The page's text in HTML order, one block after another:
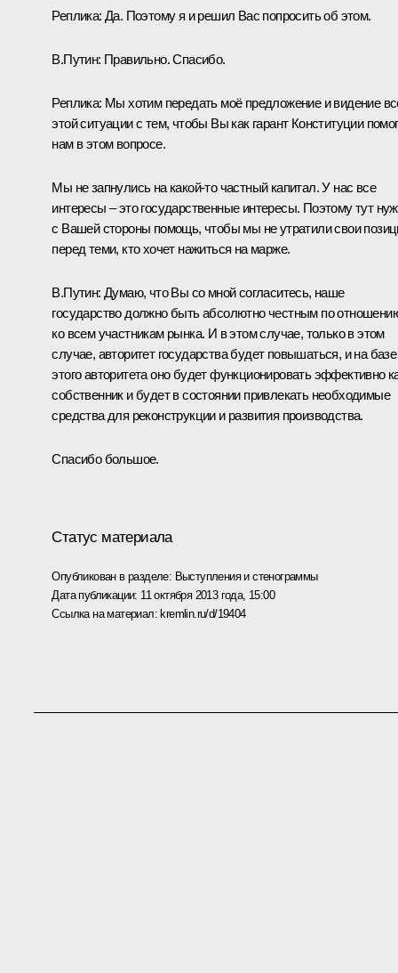
Реплика: Да. Поэтому я и решил Вас попросить об этом.
В.Путин: Правильно. Спасибо.
Реплика: Мы хотим передать моё предложение и видение
этой ситуации с тем, чтобы Вы как гарант Конституции
нам в этом вопросе.
Мы не запнулись на какой‑то частный капитал. У нас все
интересы – это государственные интересы. Поэтому тут
с Вашей стороны помощь, чтобы мы не утратили свои
перед теми, кто хочет нажиться на марже.
В.Путин: Думаю, что Вы со мной согласитесь, наше
государство должно быть абсолютно честным по
ко всем участникам рынка. И в этом случае, только в этом
случае, авторитет государства будет повышаться, и на базе
этого авторитета оно будет функционировать эффективно
собственник и будет в состоянии привлекать необходимые
средства для реконструкции и развития производства.
Спасибо большое.
Статус материала
Опубликован в разделе: Выступления и стенограммы
Дата публикации: 11 октября 2013 года, 15:00
Ссылка на материал:kremlin.ru/d/19404